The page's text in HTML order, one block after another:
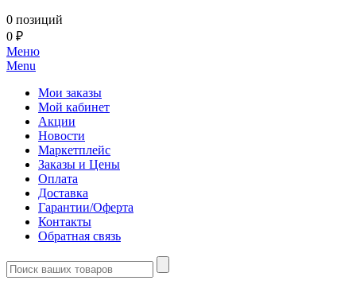
0 позиций
0 ₽
Меню
Menu
Мои заказы
Мой кабинет
Акции
Новости
Маркетплейс
Заказы и Цены
Оплата
Доставка
Гарантии/Оферта
Контакты
Обратная связь